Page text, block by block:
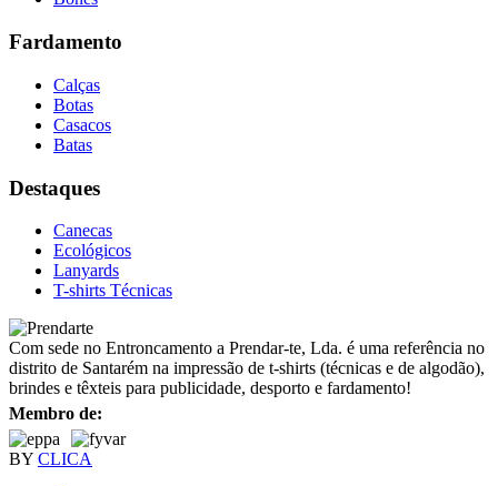
Fardamento
Calças
Botas
Casacos
Batas
Destaques
Canecas
Ecológicos
Lanyards
T-shirts Técnicas
Com sede no Entroncamento a Prendar-te, Lda. é uma referência no
distrito de Santarém na impressão de t-shirts (técnicas e de algodão),
brindes e têxteis para publicidade, desporto e fardamento!
Membro de:
BY CLICA